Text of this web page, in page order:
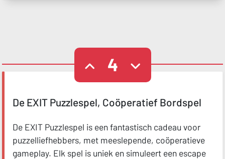
4
De EXIT Puzzlespel, Coöperatief Bordspel
De EXIT Puzzlespel is een fantastisch cadeau voor
puzzelliefhebbers, met meeslepende, coöperatieve
gameplay. Elk spel is uniek en simuleert een escape